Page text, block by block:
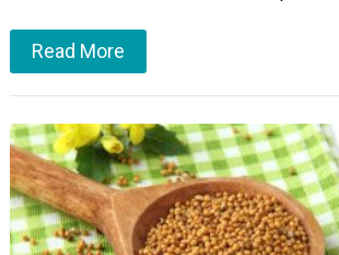
Read More